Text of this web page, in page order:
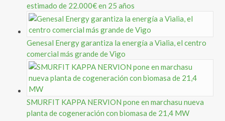
estimado de 22.000€ en 25 años
Genesal Energy garantiza la energía a Vialia, el centro
comercial más grande de Vigo
SMURFIT KAPPA NERVION pone en marchasu nueva
planta de cogeneración con biomasa de 21,4 MW